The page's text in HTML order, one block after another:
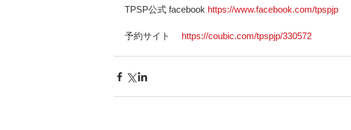
TPSP公式 facebook https://www.facebook.com/tpspjp
予約サイト https://coubic.com/tpspjp/330572